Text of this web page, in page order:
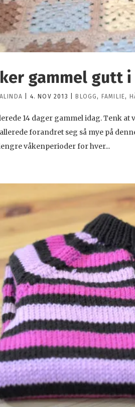
gammel gutt
4. NOV 2013 BLOGG , FAMILIE,
14 dager gammel idag. Tenk
forandret seg så mye på
våkenperioder for hver...